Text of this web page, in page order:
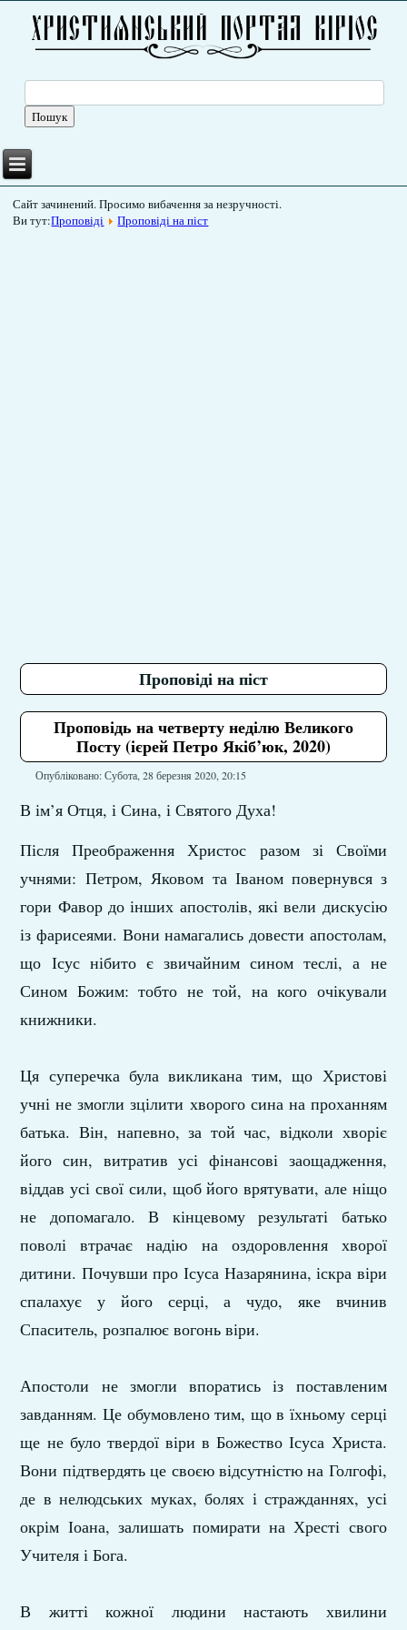
Сайт зачинений. Просимо вибачення за незручності.
Ви тут:Проповіді Проповіді на піст
Проповіді на піст
Проповідь на четверту неділю Великого
Посту (ієрей Петро Якіб’юк, 2020)
Опубліковано: Субота, 28 березня 2020, 20:15
В ім’я Отця, і Сина, і Святого Духа!
Після Преображення Христос разом зі Своїми
учнями: Петром, Яковом та Іваном повернувся з
гори Фавор до інших апостолів, які вели дискусію
із фарисеями. Вони намагались довести апостолам,
що Ісус нібито є звичайним сином теслі, а не
Сином Божим: тобто не той, на кого очікували
книжники.
Ця суперечка була викликана тим, що Христові
учні не змогли зцілити хворого сина на проханням
батька. Він, напевно, за той час, відколи хворіє
його син, витратив усі фінансові заощадження,
віддав усі свої сили, щоб його врятувати, але ніщо
не допомагало. В кінцевому результаті батько
поволі втрачає надію на оздоровлення хворої
дитини. Почувши про Ісуса Назарянина, іскра віри
спалахує у його серці, а чудо, яке вчинив
Спаситель, розпалює вогонь віри.
Апостоли не змогли впоратись із поставленим
завданням. Це обумовлено тим, що в їхньому серці
ще не було твердої віри в Божество Ісуса Христа.
Вони підтвердять це своєю відсутністю на Голгофі,
де в нелюдських муках, болях і стражданнях, усі
окрім Іоана, залишать помирати на Хресті свого
Учителя і Бога.
В житті кожної людини настають хвилини